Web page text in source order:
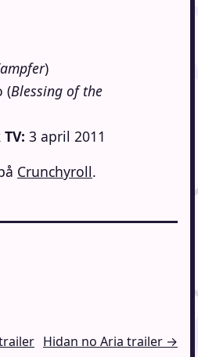
)
(Blessing of the
3 april 2011
Crunchyroll.
Hidan no Aria trailer →